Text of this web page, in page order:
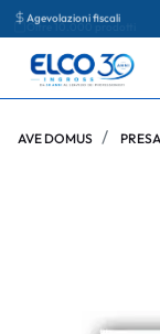
Agevolazioni fiscali
AVE DOMUS